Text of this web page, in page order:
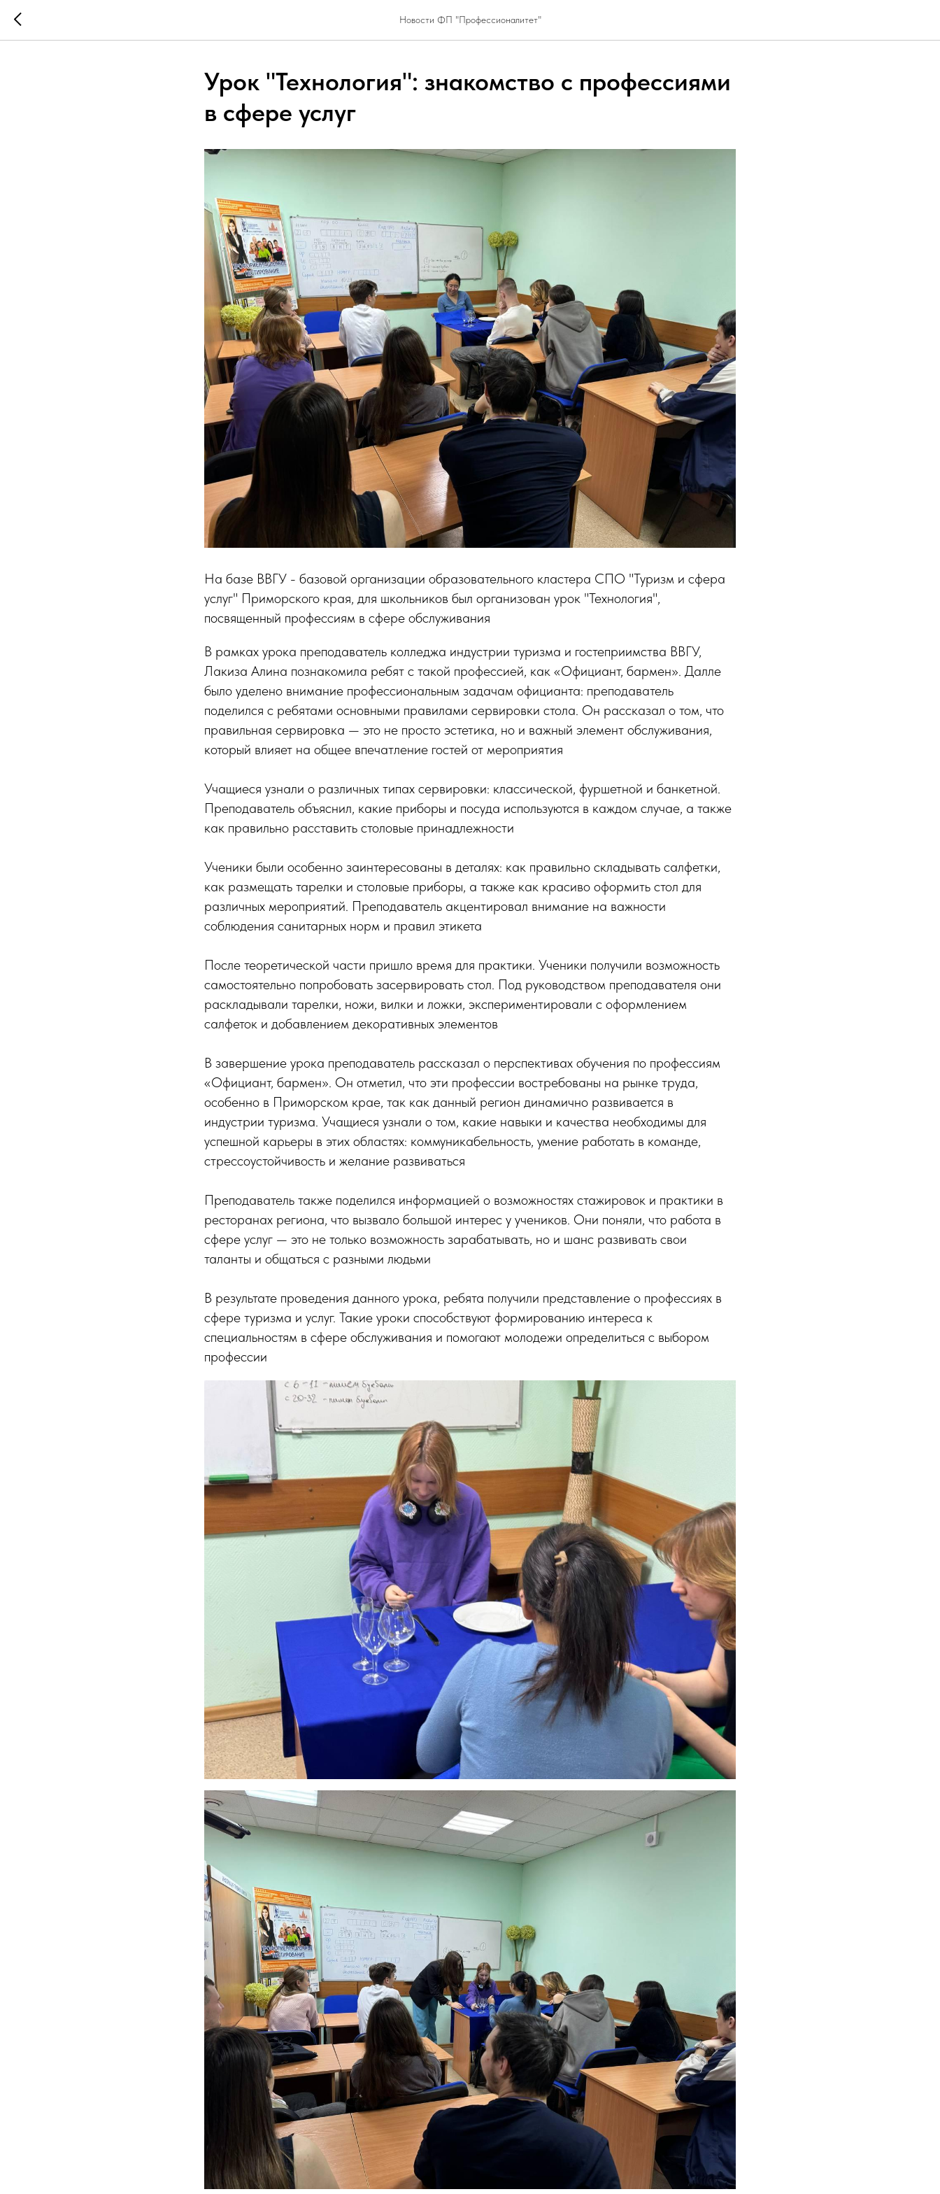
Новости ФП "Профессионалитет"
Урок "Технология": знакомство с профессиями
в сфере услуг
На базе ВВГУ - базовой организации образовательного кластера СПО "Туризм и сфера
услуг" Приморского края, для школьников был организован урок "Технология",
посвященный профессиям в сфере обслуживания
В рамках урока преподаватель колледжа индустрии туризма и гостеприимства ВВГУ,
Лакиза Алина познакомила ребят с такой профессией, как «Официант, бармен». Далле
было уделено внимание профессиональным задачам официанта: преподаватель
поделился с ребятами основными правилами сервировки стола. Он рассказал о том, что
правильная сервировка — это не просто эстетика, но и важный элемент обслуживания,
который влияет на общее впечатление гостей от мероприятия
Учащиеся узнали о различных типах сервировки: классической, фуршетной и банкетной.
Преподаватель объяснил, какие приборы и посуда используются в каждом случае, а также
как правильно расставить столовые принадлежности
Ученики были особенно заинтересованы в деталях: как правильно складывать салфетки,
как размещать тарелки и столовые приборы, а также как красиво оформить стол для
различных мероприятий. Преподаватель акцентировал внимание на важности
соблюдения санитарных норм и правил этикета
После теоретической части пришло время для практики. Ученики получили возможность
самостоятельно попробовать засервировать стол. Под руководством преподавателя они
раскладывали тарелки, ножи, вилки и ложки, экспериментировали с оформлением
салфеток и добавлением декоративных элементов
В завершение урока преподаватель рассказал о перспективах обучения по профессиям
«Официант, бармен». Он отметил, что эти профессии востребованы на рынке труда,
особенно в Приморском крае, так как данный регион динамично развивается в
индустрии туризма. Учащиеся узнали о том, какие навыки и качества необходимы для
успешной карьеры в этих областях: коммуникабельность, умение работать в команде,
стрессоустойчивость и желание развиваться
Преподаватель также поделился информацией о возможностях стажировок и практики в
ресторанах региона, что вызвало большой интерес у учеников. Они поняли, что работа в
сфере услуг — это не только возможность зарабатывать, но и шанс развивать свои
таланты и общаться с разными людьми
В результате проведения данного урока, ребята получили представление о профессиях в
сфере туризма и услуг. Такие уроки способствуют формированию интереса к
специальностям в сфере обслуживания и помогают молодежи определиться с выбором
профессии